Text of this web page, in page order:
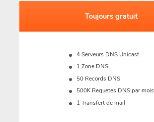
Toujours gratuit
4 Serveurs DNS Unicast
1 Zone DNS
50 Records DNS
500K Requetes DNS par mois
1 Transfert de mail